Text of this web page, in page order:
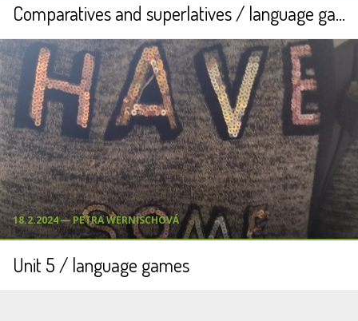
Comparatives and superlatives / language games for 5th graders
18.2.2024 ― PETRA WERNISCHOVÁ
Unit 5 / language games